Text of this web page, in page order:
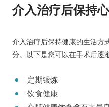
介入治疗后保持
介入治疗后保持健康的生活方
分。以下是您可以在手术后逐
定期锻炼
饮食健康